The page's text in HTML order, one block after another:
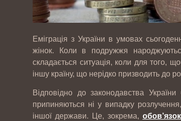
Еміграція з України в умовах
жінок. Коли в подружжя
складається ситуація, коли для того,
іншу країну, що нерідко призводить до
Відповідно до законодавства
припиняються ні у випадку
іншої держави. Це, зокрема,